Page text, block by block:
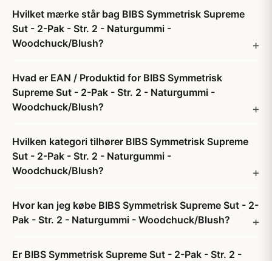
Hvilket mærke står bag BIBS Symmetrisk Supreme
Sut - 2-Pak - Str. 2 - Naturgummi -
Woodchuck/Blush?
Hvad er EAN / Produktid for BIBS Symmetrisk
Supreme Sut - 2-Pak - Str. 2 - Naturgummi -
Woodchuck/Blush?
Hvilken kategori tilhører BIBS Symmetrisk Supreme
Sut - 2-Pak - Str. 2 - Naturgummi -
Woodchuck/Blush?
Hvor kan jeg købe BIBS Symmetrisk Supreme Sut - 2-
Pak - Str. 2 - Naturgummi - Woodchuck/Blush?
Er BIBS Symmetrisk Supreme Sut - 2-Pak - Str. 2 -